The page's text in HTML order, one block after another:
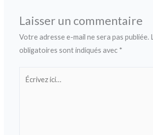
Laisser un commentaire
Votre adresse e-mail ne sera pas publiée.
obligatoires sont indiqués avec *
Écrivez